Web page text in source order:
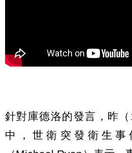
針對庫德洛的發言，昨
中，世衛突發衛生事